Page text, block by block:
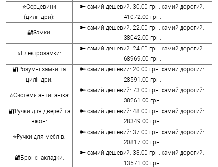
⭐Серцевини
(циліндри):
🔑 самий дешевий: 30.00 грн. самий дорогий:
41072.00 грн.
🔐Замки:
🔑 самий дешевий: 22.00 грн. самий дорогий:
38042.00 грн.
⭐Електрозамки:
🔑 самий дешевий: 24.00 грн. самий дорогий:
68969.00 грн.
🔐Розумні замки та
циліндри:
🔑 самий дешевий: 20.00 грн. самий дорогий:
28591.00 грн.
⭐Системи антипаніка:
🔑 самий дешевий: 73.00 грн. самий дорогий:
38261.00 грн.
🔐Ручки для дверей та
вікон:
🔑 самий дешевий: 48.00 грн. самий дорогий:
28349.00 грн.
⭐Ручки для меблів:
🔑 самий дешевий: 37.00 грн. самий дорогий:
20817.00 грн.
🔐Броненакладки:
🔑 самий дешевий: 33.00 грн. самий дорогий:
13571.00 грн.